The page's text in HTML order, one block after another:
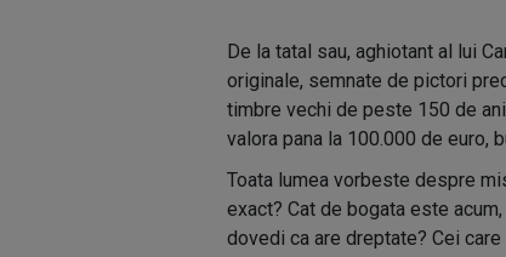
De la tatal sau, aghiotant al lui
originale, semnate de pictori
timbre vechi de peste 150 de
valora pana la 100.000 de euro,
Toata lumea vorbeste despre
exact? Cat de bogata este
dovedi ca are dreptate? Cei